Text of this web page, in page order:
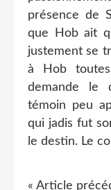
présence de
que Hob ait
justement se
à Hob
demande le
témoin peu
qui jadis fut
le destin. Le
« Article